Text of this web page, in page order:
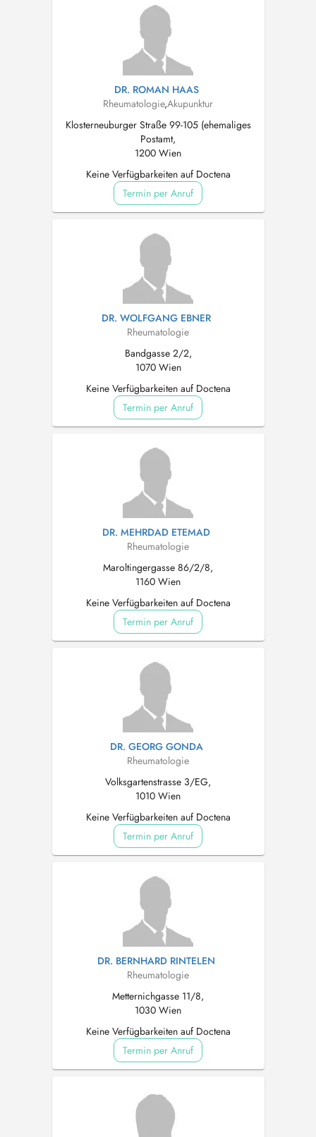
DR. ROMAN HAAS
Rheumatologie,Akupunktur
Klosterneuburger Straße 99-105 (ehemaliges
Postamt,
1200 Wien
Keine Verfügbarkeiten auf Doctena
Termin per Anruf
DR. WOLFGANG EBNER
Rheumatologie
Bandgasse 2/2,
1070 Wien
Keine Verfügbarkeiten auf Doctena
Termin per Anruf
DR. MEHRDAD ETEMAD
Rheumatologie
Maroltingergasse 86/2/8,
1160 Wien
Keine Verfügbarkeiten auf Doctena
Termin per Anruf
DR. GEORG GONDA
Rheumatologie
Volksgartenstrasse 3/EG,
1010 Wien
Keine Verfügbarkeiten auf Doctena
Termin per Anruf
DR. BERNHARD RINTELEN
Rheumatologie
Metternichgasse 11/8,
1030 Wien
Keine Verfügbarkeiten auf Doctena
Termin per Anruf